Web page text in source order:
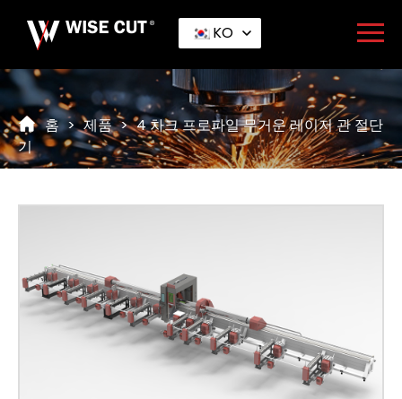
KO
홈 > 제품 > 4 차크 프로파일 무거운 레이저 관 절단
기